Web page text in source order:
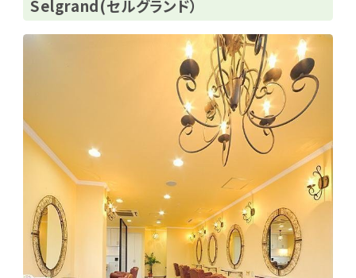
Selgrand(セルグランド）